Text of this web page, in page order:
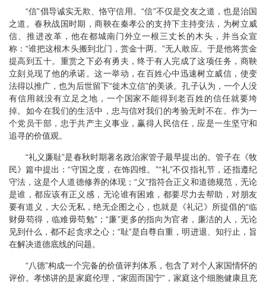
“信”倡导诚实无欺、恪守信用。“信”不仅是交友之道，也是治国
之道。春秋战国时期，商鞅在秦孝公的支持下主持变法，为树立威
信、推进改革，他在都城南门外立一根三丈长的木头，并当众宣
称：“谁把这根木头搬到北门，赏金十两。”无人敢应。于是他将赏金
提高到五十。重赏之下必有勇夫，终于有人完成了这项任务，商鞅
立刻兑现了他的承诺。这一举动，在百姓心中迅速树立威信，使变
法得以推广，也为后世留下“徙木立信”的美谈。孔子认为，一个人没
有信用就没有立足之地，一个国家不能得到老百姓的信任就要垮
掉。如今在我们的生活中，忠与信对我们的考验无时不在。作为一
个党员干部，忠于共产主义事业，赢得人民信任，应是一生坚守和
追寻的价值观。
“礼义廉耻”是春秋时期著名政治家管子最早提出的。管子在《牧
民》篇中提出：“守国之度，在饰四维。”“礼”不仅指礼节，还指遵纪
守法，这是个人道德修养的体现；“义”指符合正义和道德规范，无论
是谁，都应该有正义感，无论谁有困难，都要尽力去帮助，对朋友
要有道义，大公无私，绝无企图之心，也就是《礼记》所提倡的“临
财毋苟得，临难毋苟勉”；“廉”更多的指向为官者，廉洁的人，无论
见到什么，都不起贪求之心；“耻”是自尊自重，明进退、知行止，旨
在解决道德底线的问题。
“八德”构成一个完备的价值评判体系，包含了对个人家国情怀的
评价。孝悌讲的是家庭伦理，“家固而国宁”，家庭这个细胞健康且充